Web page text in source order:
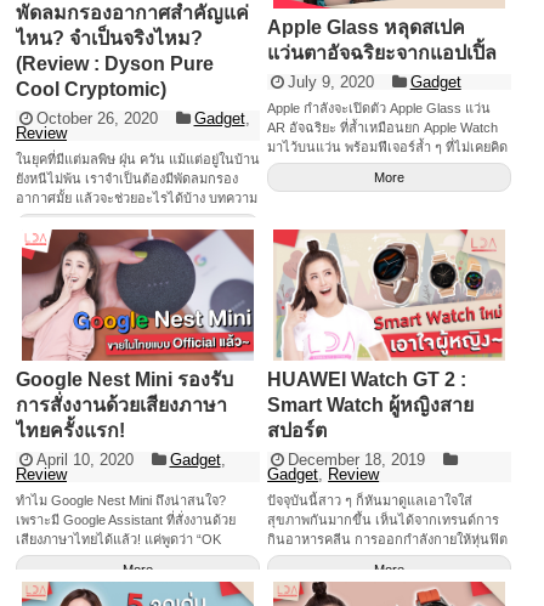
พัดลมกรองอากาศสำคัญแค่
ไหน? จำเป็นจริงไหม?
(Review : Dyson Pure
Cool Cryptomic)
October 26, 2020 Gadget,
Review
ในยุคที่มีแต่มลพิษ ฝุ่น ควัน แม้แต่อยู่ในบ้าน
ยังหนีไม่พ้น เราจำเป็นต้องมีพัดลมกรอง
อากาศมั้ย แล้วจะช่วยอะไรได้บ้าง บทความ
นี้มีคำตอบ!!
More
Apple Glass หลุดสเปค
แว่นตาอัจฉริยะจากแอปเปิ้ล
July 9, 2020 Gadget
Apple กำลังจะเปิดตัว Apple Glass แว่น
AR อัจฉริยะ ที่ล้ำเหมือนยก Apple Watch
มาไว้บนแว่น พร้อมฟีเจอร์ล้ำ ๆ ที่ไม่เคยคิด
ว่าแว่นตาจะทำได้
More
Google Nest Mini รองรับ
การสั่งงานด้วยเสียงภาษา
ไทยครั้งแรก!
April 10, 2020 Gadget,
Review
ทำไม Google Nest Mini ถึงน่าสนใจ?
เพราะมี Google Assistant ที่สั่งงานด้วย
เสียงภาษาไทยได้แล้ว! แค่พูดว่า “OK
Google” และตามด้วยคำสั่งภาษาไทยได้
More
HUAWEI Watch GT 2 :
Smart Watch ผู้หญิงสาย
สปอร์ต
December 18, 2019
Gadget
Review
ปัจจุบันนี้สาว ๆ ก็หันมาดูแลเอาใจใส่
สุขภาพกันมากขึ้น เห็นได้จากเทรนด์การ
กินอาหารคลีน การออกกำลังกายให้หุ่นฟิต
หรือแม้กระทั่งการดูแลสุขภาพจิตให้แจ่มใส
ดูแลสุขภาพก็คงหนีไม่พ้น Smart Watch
More